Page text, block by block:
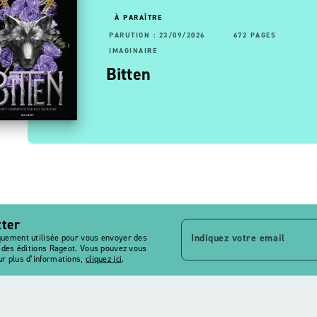
PAGES: 13/05/2026
le maître des
- Tome 7, La …
À PARAÎTRE
PARUTION : 23/09/2026
672 PAGES
IMAGINAIRE
Bitten
utilisée pour vous envoyer des
éditions Rageot. Vous pouvez vous
plus d’informations, cliquez ici.
Indiquez votre email